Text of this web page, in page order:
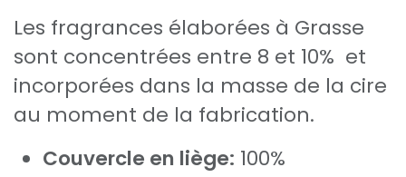
Les fragrances élaborées à Grasse
sont concentrées entre 8 et 10% et
incorporées dans la masse de la cire
au moment de la fabrication.
Couvercle en liège: 100%